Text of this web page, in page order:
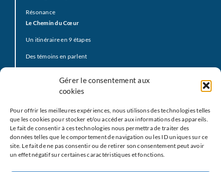
Gérer le consentement aux
cookies
Pour offrir les meilleures expériences, nous utilisons des technologies telles
que les cookies pour stocker et/ou accéder aux informations des appareils.
Le fait de consentir à ces technologies nous permettra de traiter des
données telles que le comportement de navigation ou les ID uniques sur ce
site. Le fait de ne pas consentir ou de retirer son consentement peut avoir
un effet négatif sur certaines caractéristiques et fonctions.
Résonance
Le Chemin du Cœur
Un itinéraire en 9 étapes
Des témoins en parlent
La Vidéo du Pape
Prier avec la Parole de Dieu
Prière Universelle